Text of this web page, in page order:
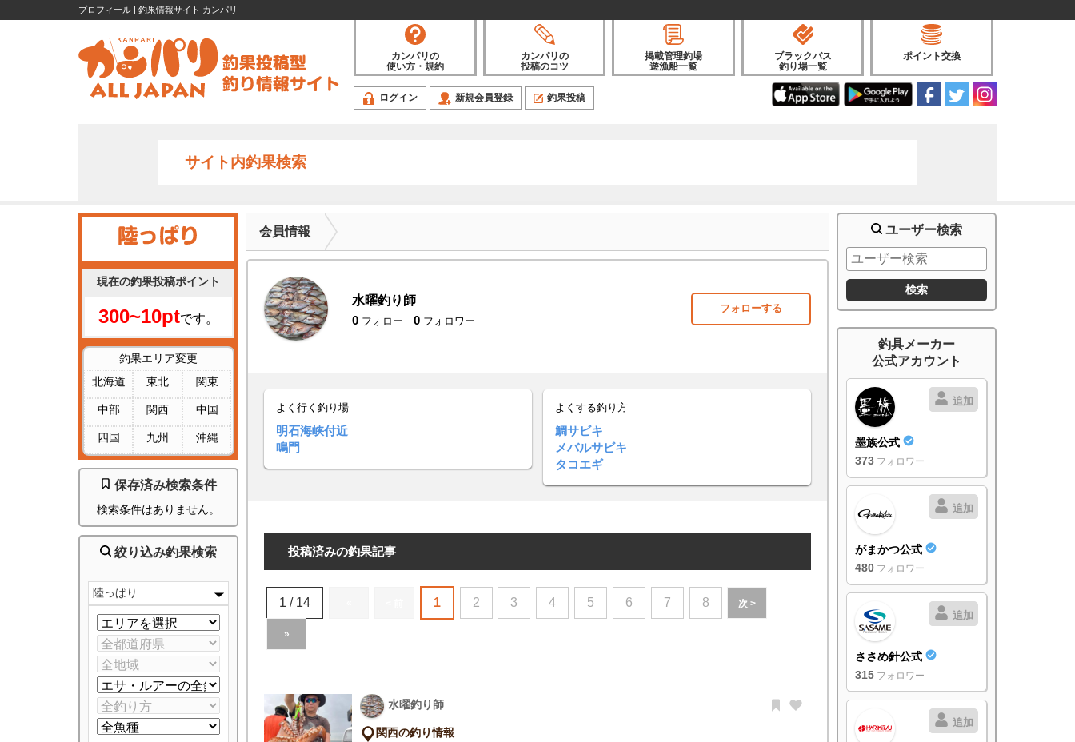
プロフィール | 釣果情報サイト カンパリ
カンパリの
使い方・規約
カンパリの
投稿のコツ
掲載管理釣場
遊漁船一覧
ブラックバス
釣り場一覧
ポイント交換
ログイン 新規会員登録 釣果投稿
サイト内釣果検索
現在の釣果投稿ポイント
300~10ptです。
釣果エリア変更
北海道
東北 関東
中部 関西 中国
四国 九州 沖縄
保存済み検索条件
検索条件はありません。
絞り込み釣果検索
陸っぱり
会員情報
水曜釣り師
0 フォロー 0 フォロワー
フォローする
よく行く釣り場
明石海峡付近
鳴門
よくする釣り方
鯛サビキ
メバルサビキ
タコエギ
投稿済みの釣果記事
1 / 14 1 2 3 4 5 6 7 8 次 >
»
水曜釣り師
関西の釣り情報
ユーザー検索
釣具メーカー
公式アカウント
追加
墨族公式
373 フォロワー
追加
がまかつ公式
480 フォロワー
追加
ささめ針公式
315 フォロワー
追加